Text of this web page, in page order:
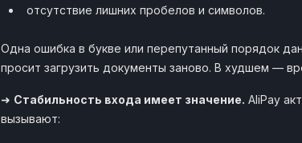
отсутствие лишних пробелов и символов.
Одна ошибка в букве или перепутанный порядок
просит загрузить документы заново. В худшем —
➜ Стабильность входа имеет значение. AliPay
вызывают: